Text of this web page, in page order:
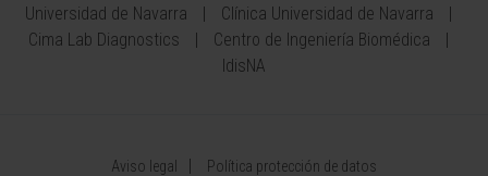
Universidad de Navarra
Clínica Universidad de Navarra
Cima Lab Diagnostics
Centro de Ingeniería Biomédica
IdisNA
Aviso legal Política protección de datos